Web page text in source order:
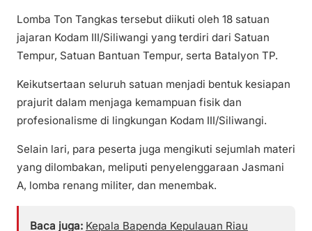
Lomba Ton Tangkas tersebut diikuti oleh 18 satuan
jajaran Kodam III/Siliwangi yang terdiri dari Satuan
Tempur, Satuan Bantuan Tempur, serta Batalyon TP.
Keikutsertaan seluruh satuan menjadi bentuk kesiapan
prajurit dalam menjaga kemampuan fisik dan
profesionalisme di lingkungan Kodam III/Siliwangi.
Selain lari, para peserta juga mengikuti sejumlah materi
yang dilombakan, meliputi penyelenggaraan Jasmani
A, lomba renang militer, dan menembak.
Baca juga: Kepala Bapenda Kepulauan Riau